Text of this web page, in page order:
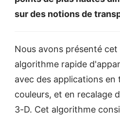
sur des notions de
Nous avons présenté
algorithme rapide
avec des applications en
couleurs, et en recalage
3-D. Cet algorithme